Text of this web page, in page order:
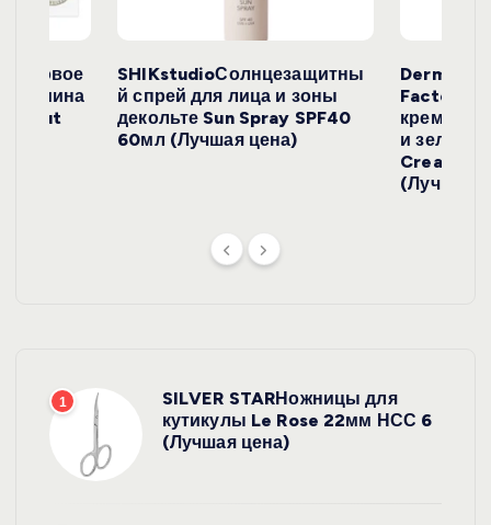
с
е
й
жасмина
SHIKstudioСолнцезащитны
й спрей для лица и зоны
декольте Sun Spray SPF40
60мл (Лучшая цена)
Derma
крем с
и
Cream
(Лучшая
1
SILVER STARНожницы для
кутикулы Le Rose 22мм НСС 6
(Лучшая цена)